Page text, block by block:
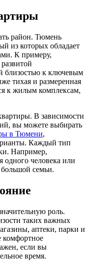
район. Тюмень
из которых обладает
К примеру,
близостью к ключевым
тихая и размеренная
к жилым комплексам,
В зависимости
вы можете выбирать
в Тюмени,
Каждый тип
Например,
одного человека или
семьи.
роль.
таких важных
аптеки, парки и
комфортное
если вы
время.